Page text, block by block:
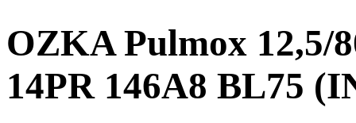
OZKA Pulmox 12,5/
14PR 146A8 BL75